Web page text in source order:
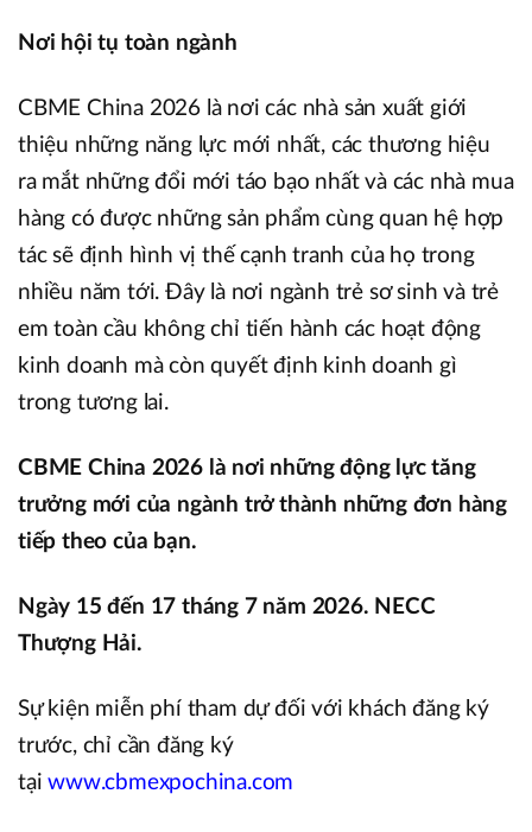
Nơi hội tụ toàn ngành
CBME China 2026 là nơi các nhà sản xuất giới
thiệu những năng lực mới nhất, các thương hiệu
ra mắt những đổi mới táo bạo nhất và các nhà mua
hàng có được những sản phẩm cùng quan hệ hợp
tác sẽ định hình vị thế cạnh tranh của họ trong
nhiều năm tới. Đây là nơi ngành trẻ sơ sinh và trẻ
em toàn cầu không chỉ tiến hành các hoạt động
kinh doanh mà còn quyết định kinh doanh gì
trong tương lai.
CBME China 2026 là nơi những động lực tăng
trưởng mới của ngành trở thành những đơn hàng
tiếp theo của bạn.
Ngày 15 đến 17 tháng 7 năm 2026. NECC
Thượng Hải.
Sự kiện miễn phí tham dự đối với khách đăng ký
trước, chỉ cần đăng ký
tạiwww.cbmexpochina.com